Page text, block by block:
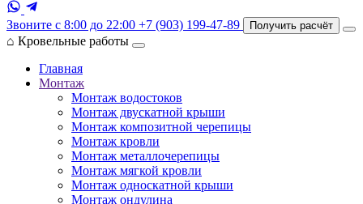
Звоните с 8:00 до 22:00 +7 (903) 199-47-89 Получить расчёт
⌂ Кровельные работы
Главная
Монтаж
Монтаж водостоков
Монтаж двускатной крыши
Монтаж композитной черепицы
Монтаж кровли
Монтаж металлочерепицы
Монтаж мягкой кровли
Монтаж односкатной крыши
Монтаж ондулина